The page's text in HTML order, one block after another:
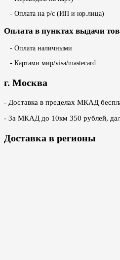
- Оплата на р/с (ИП и юр.лица)
Оплата в пунктах выдачи
- Оплата наличными
- Картами мир/visa/mastecard
г. Москва
- Доставка в пределах МКАД
- За МКАД до 10км 350 рублей,
Доставка в регионы